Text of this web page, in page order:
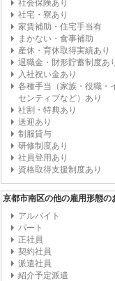
社会保険あり
社宅・寮あり
家賃補助・住宅手当有
まかない・食事補助
産休・育休取得実績あり
退職金・財形貯蓄制度あ
入社祝い金あり
各種手当（家族・役職・
センティブなど）あり
社割・特典あり
送迎あり
制服貸与
研修制度あり
社員登用あり
資格取得支援制度あり
京都市南区の他の雇用形態の
アルバイト
パート
正社員
契約社員
派遣社員
紹介予定派遣